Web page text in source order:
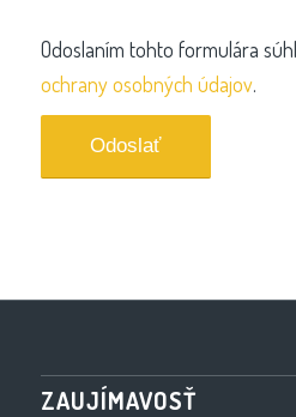
Odoslaním tohto formulára
ochrany osobných údajov.
ZAUJÍMAVOSŤ